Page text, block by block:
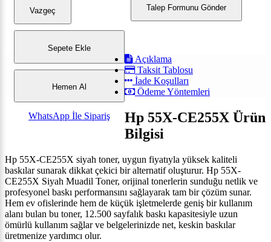
Talep Formunu Gönder
Vazgeç
Sepete Ekle
Hemen Al
WhatsApp İle Sipariş
Açıklama
Taksit Tablosu
İade Koşulları
Ödeme Yöntemleri
Hp 55X-CE255X Ürün
Bilgisi
Hp 55X-CE255X siyah toner, uygun fiyatıyla yüksek kaliteli
baskılar sunarak dikkat çekici bir alternatif oluşturur. Hp 55X-
CE255X Siyah Muadil Toner, orijinal tonerlerin sunduğu netlik ve
profesyonel baskı performansını sağlayarak tam bir çözüm sunar.
Hem ev ofislerinde hem de küçük işletmelerde geniş bir kullanım
alanı bulan bu toner, 12.500 sayfalık baskı kapasitesiyle uzun
ömürlü kullanım sağlar ve belgelerinizde net, keskin baskılar
üretmenize yardımcı olur.